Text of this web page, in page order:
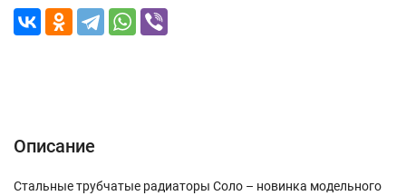
Описание
Стальные трубчатые радиаторы Соло – новинка модельного